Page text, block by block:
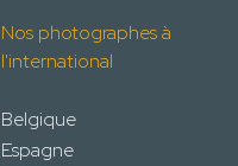
Nos photographes à
l'international
Belgique
Espagne